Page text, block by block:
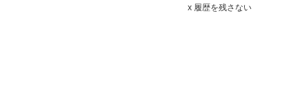
x 履歴を残さない